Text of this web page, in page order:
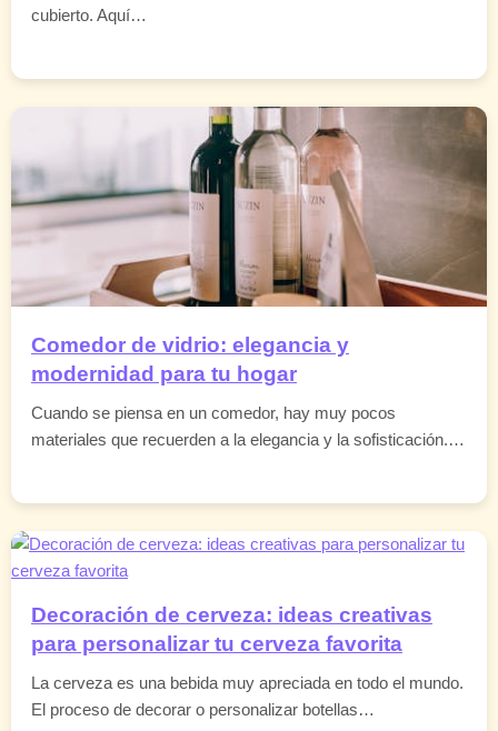
cubierto. Aquí…
Comedor de vidrio: elegancia y
modernidad para tu hogar
Cuando se piensa en un comedor, hay muy pocos
materiales que recuerden a la elegancia y la sofisticación.…
Decoración de cerveza: ideas creativas
para personalizar tu cerveza favorita
La cerveza es una bebida muy apreciada en todo el mundo.
El proceso de decorar o personalizar botellas…